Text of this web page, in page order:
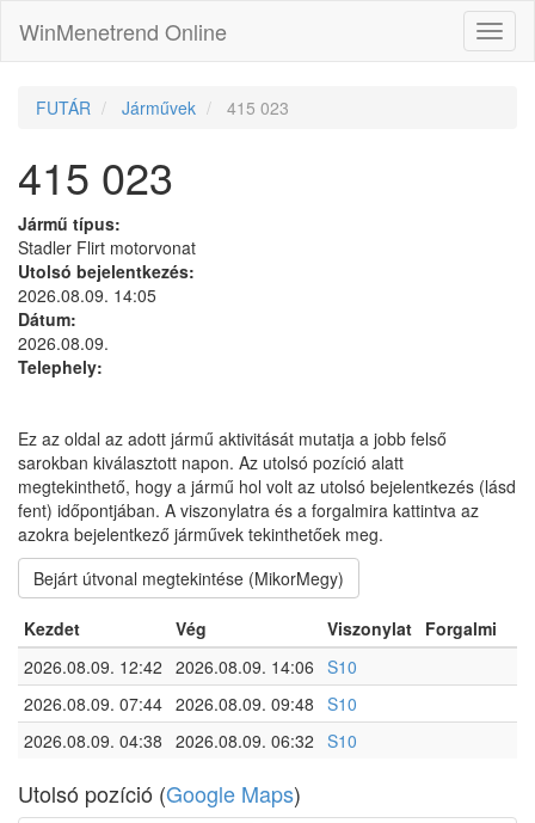
WinMenetrend Online
FUTÁR Járművek 415 023
415 023
Jármű típus:
Stadler Flirt motorvonat
Utolsó bejelentkezés:
2026.08.09. 14:05
Dátum:
2026.08.09.
Telephely:
Ez az oldal az adott jármű aktivitását mutatja a jobb felső
sarokban kiválasztott napon. Az utolsó pozíció alatt
megtekinthető, hogy a jármű hol volt az utolsó bejelentkezés (lásd
fent) időpontjában. A viszonylatra és a forgalmira kattintva az
azokra bejelentkező járművek tekinthetőek meg.
Bejárt útvonal megtekintése (MikorMegy)
Kezdet Vég Viszonylat Forgalmi
2026.08.09. 12:42 2026.08.09. 14:06 S10
2026.08.09. 07:44 2026.08.09. 09:48 S10
2026.08.09. 04:38 2026.08.09. 06:32 S10
Utolsó pozíció (Google Maps)